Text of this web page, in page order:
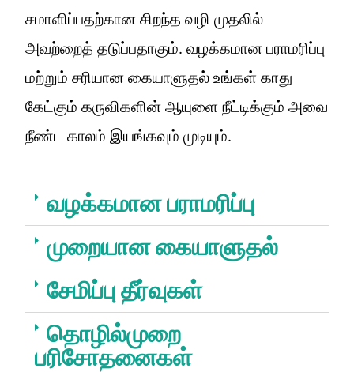
சமாளிப்பதற்கான சிறந்த வழி முதலில்
அவற்றைத் தடுப்பதாகும். வழக்கமான பராமரிப்பு
மற்றும் சரியான கையாளுதல் உங்கள் காது
கேட்கும் கருவிகளின் ஆயுளை நீட்டிக்கும் அவை
நீண்ட காலம் இயங்கவும் முடியும்.
வழக்கமான பராமரிப்பு
முறையான கையாளுதல்
சேமிப்பு தீர்வுகள்
தொழில்முறை
பரிசோதனைகள்